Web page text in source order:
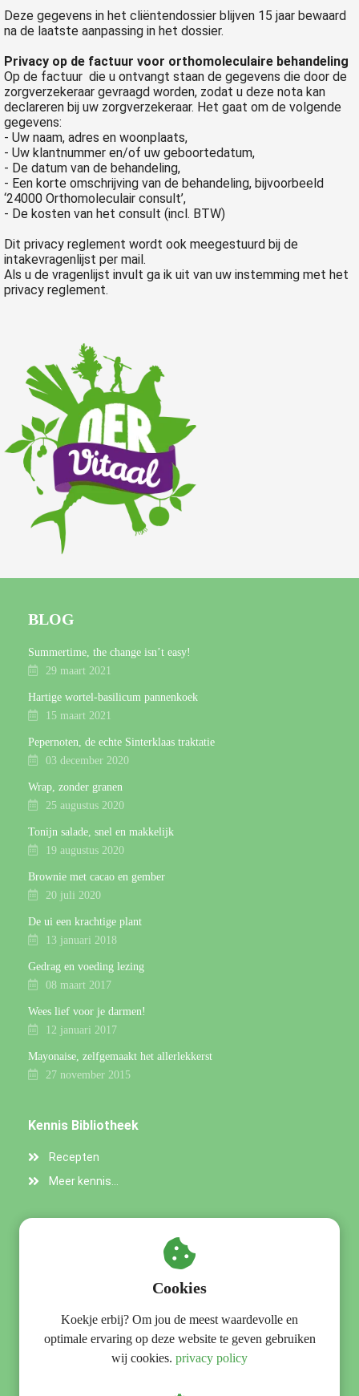
Deze gegevens in het cliëntendossier blijven 15 jaar bewaard
na de laatste aanpassing in het dossier.
Privacy op de factuur voor orthomoleculaire behandeling
Op de factuur die u ontvangt staan de gegevens die door de
zorgverzekeraar gevraagd worden, zodat u deze nota kan
declareren bij uw zorgverzekeraar. Het gaat om de volgende
gegevens:
- Uw naam, adres en woonplaats,
- Uw klantnummer en/of uw geboortedatum,
- De datum van de behandeling,
- Een korte omschrijving van de behandeling, bijvoorbeeld
‘24000 Orthomoleculair consult’,
- De kosten van het consult (incl. BTW)
Dit privacy reglement wordt ook meegestuurd bij de
intakevragenlijst per mail.
Als u de vragenlijst invult ga ik uit van uw instemming met het
privacy reglement.
BLOG
Summertime, the change isn’t easy!
29 maart 2021
Hartige wortel-basilicum pannenkoek
15 maart 2021
Pepernoten, de echte Sinterklaas traktatie
03 december 2020
Wrap, zonder granen
25 augustus 2020
Tonijn salade, snel en makkelijk
19 augustus 2020
Brownie met cacao en gember
20 juli 2020
De ui een krachtige plant
13 januari 2018
Gedrag en voeding lezing
08 maart 2017
Wees lief voor je darmen!
12 januari 2017
Mayonaise, zelfgemaakt het allerlekkerst
27 november 2015
Kennis Bibliotheek
Recepten
Meer kennis...
OERvitaal - Bezoekadres
9728 KAGroningen
+31653431639
Cookies
Koekje erbij? Om jou de meest waardevolle en
optimale ervaring op deze website te geven gebruiken
wij cookies. privacy policy
website-
van